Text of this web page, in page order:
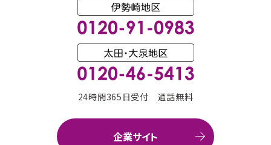
24時間365日受付 通話無料
企業サイト